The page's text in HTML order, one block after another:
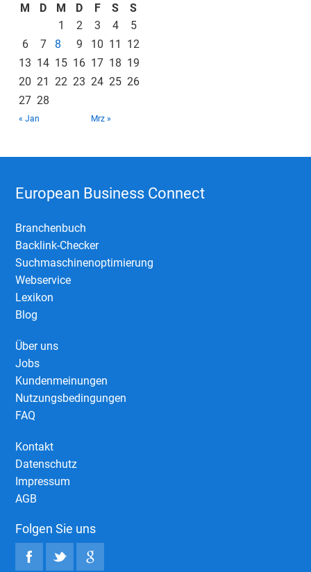
M D M D F S S
« Jan Mrz »
1 2 3 4
5
6
7 8 9 10 11
12
13 14 15 16 17 18 19
20 21 22 23 24 25 26
27 28
European Business Connect
Branchenbuch
Backlink-Checker
Suchmaschinenoptimierung
Webservice
Lexikon
Blog
Über uns
Jobs
Kundenmeinungen
Nutzungsbedingungen
FAQ
Kontakt
Datenschutz
Impressum
AGB
Folgen Sie uns